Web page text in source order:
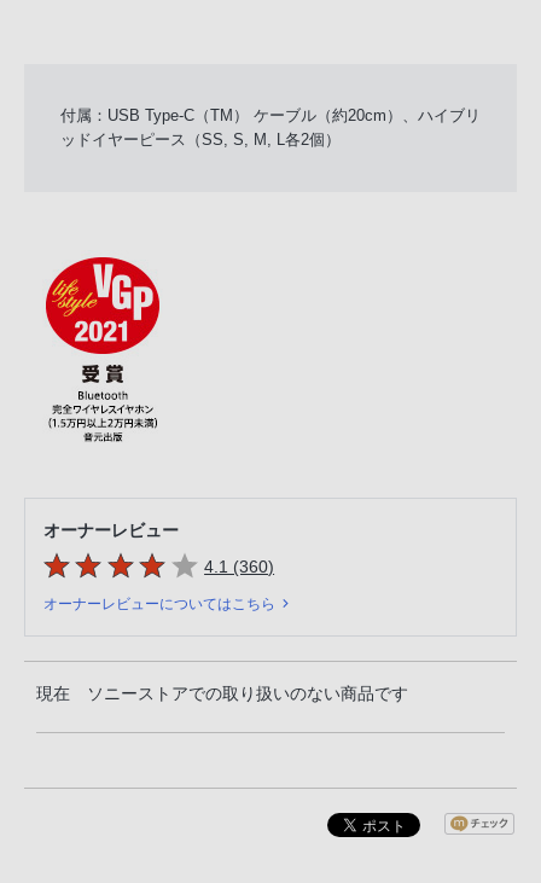
付属：USB Type-C（TM） ケーブル（約20cm）、ハイブリ
ッドイヤーピース（SS, S, M, L各2個）
オーナーレビュー
5つの星のうち
4.1 (360件のレビュー
)
オーナーレビューについてはこちら
現在 ソニーストアでの取り扱いのない商品です